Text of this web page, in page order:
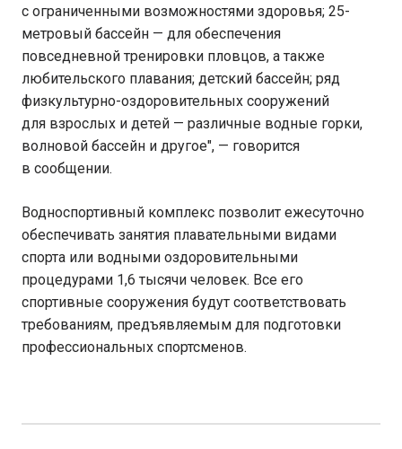
с ограниченными возможностями здоровья; 25-
метровый бассейн — для обеспечения
повседневной тренировки пловцов, а также
любительского плавания; детский бассейн; ряд
физкультурно-оздоровительных сооружений
для взрослых и детей — различные водные горки,
волновой бассейн и другое", — говорится
в сообщении.
Водноспортивный комплекс позволит ежесуточно
обеспечивать занятия плавательными видами
спорта или водными оздоровительными
процедурами 1,6 тысячи человек. Все его
спортивные сооружения будут соответствовать
требованиям, предъявляемым для подготовки
профессиональных спортсменов.